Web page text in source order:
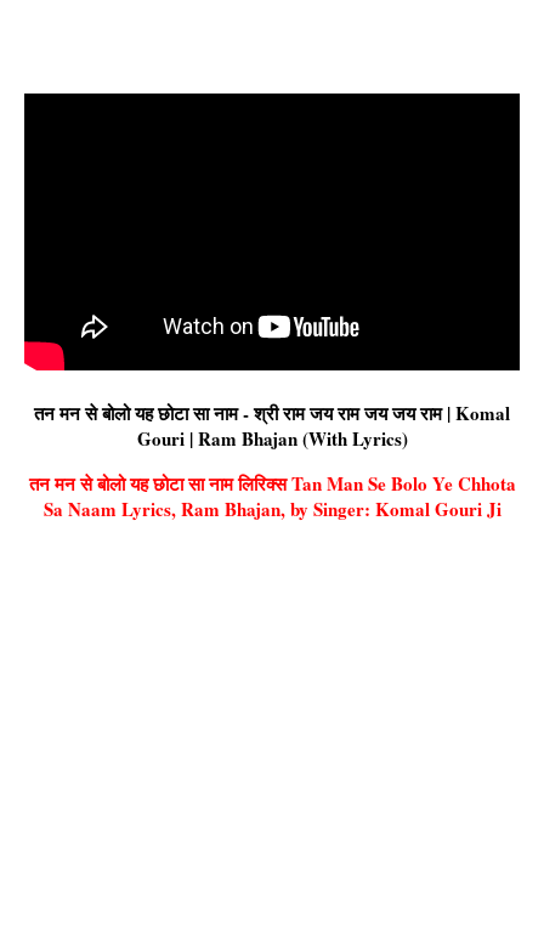
तन मन से बोलो यह छोटा सा नाम - श्री राम जय राम जय जय राम | Komal
Gouri | Ram Bhajan (With Lyrics)
तन मन से बोलो यह छोटा सा नाम लिरिक्स Tan Man Se Bolo Ye Chhota
Sa Naam Lyrics, Ram Bhajan, by Singer: Komal Gouri Ji